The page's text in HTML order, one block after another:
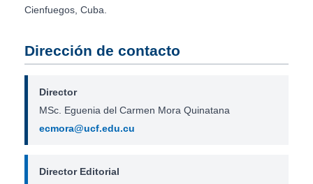
Cienfuegos, Cuba.
Dirección de contacto
Director
MSc. Eguenia del Carmen Mora Quinatana
ecmora@ucf.edu.cu
Director Editorial